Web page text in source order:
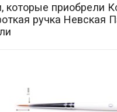
которые приобрели
ручка Невская